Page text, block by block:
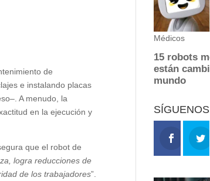
de
e instalando placas
A menudo, la
en la ejecución y
que el robot de
logra reducciones de
de los trabajadores”.
SÍGUENOS